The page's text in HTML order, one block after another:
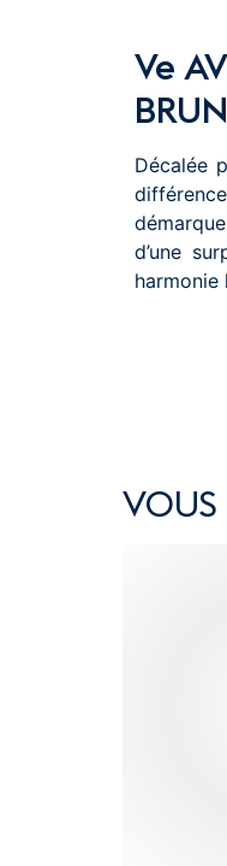
Ve
BRUN
Décalée
d’une
harmonie
VOUS